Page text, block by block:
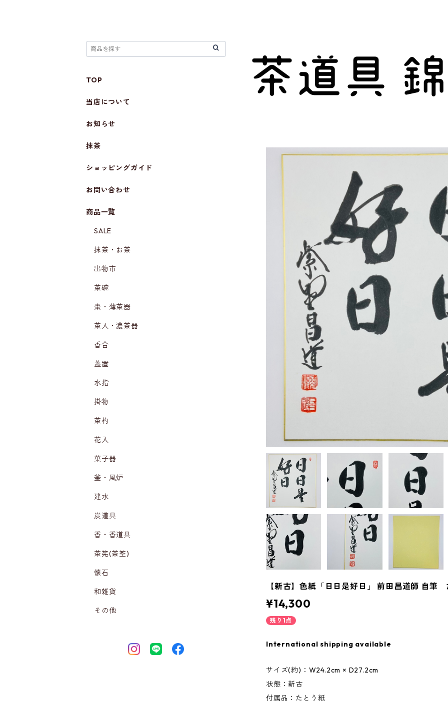
【新古】色紙「日日是好日」 前田昌道師 自筆
¥14,300
残り1点
International shipping available
サイズ(約)：W24.2cm × D27.2cm
状態：新古
付属品：たとう紙
TOP
当店について
お知らせ
抹茶
ショッピングガイド
お問い合わせ
商品一覧
SALE
抹茶・お茶
出物市
茶碗
棗・薄茶器
茶入・濃茶器
香合
蓋置
水指
掛物
茶杓
花入
菓子器
釜・風炉
建水
炭道具
香・香道具
茶筅(茶筌)
懐石
和雑貨
その他